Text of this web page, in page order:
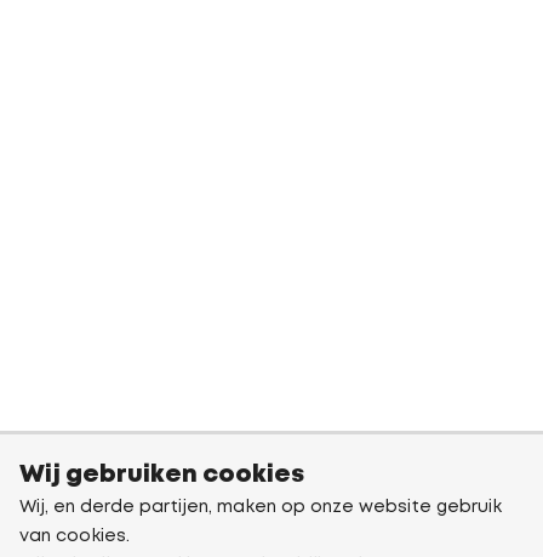
Wij gebruiken cookies
Wij, en derde partijen, maken op onze website gebruik
van cookies.